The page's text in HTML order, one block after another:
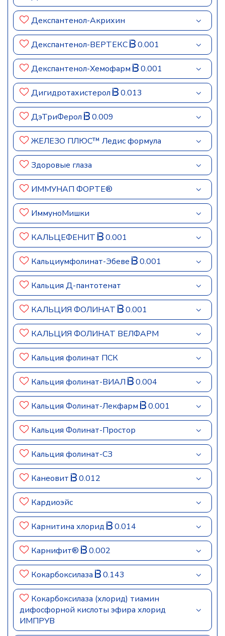
Декспантенол-Акрихин
Декспантенол-ВЕРТЕКС 0.001
Декспантенол-Хемофарм 0.001
Дигидротахистерол 0.013
ДэТриФерол 0.009
ЖЕЛЕЗО ПЛЮС™ Ледис формула
Здоровые глаза
ИММУНАП ФОРТЕ®
ИммуноМишки
КАЛЬЦЕФЕНИТ 0.001
Кальциумфолинат-Эбеве 0.001
Кальция Д-пантотенат
КАЛЬЦИЯ ФОЛИНАТ 0.001
КАЛЬЦИЯ ФОЛИНАТ ВЕЛФАРМ
Кальция фолинат ПСК
Кальция фолинат-ВИАЛ 0.004
Кальция Фолинат-Лекфарм 0.001
Кальция Фолинат-Простор
Кальция фолинат-СЗ
Канеовит 0.012
Кардиоэйс
Карнитина хлорид 0.014
Карнифит® 0.002
Кокарбоксилаза 0.143
Кокарбоксилаза (хлорид) тиамин
дифосфорной кислоты эфира хлорид
ИМПРУВ